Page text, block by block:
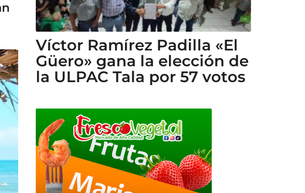
Víctor Ramírez Padilla «El
Güero» gana la elección de
la ULPAC Tala por 57 votos